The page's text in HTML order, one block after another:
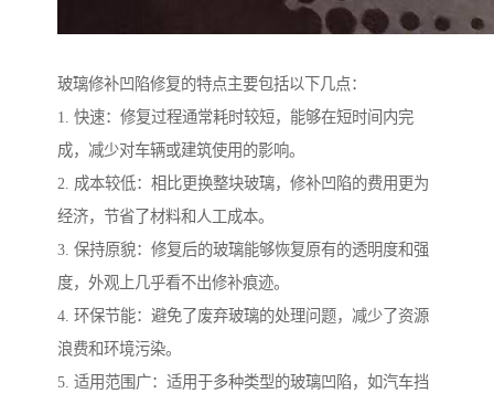
玻璃修补凹陷修复的特点主要包括以下几点：
1. 快速：修复过程通常耗时较短，能够在短时间内完
成，减少对车辆或建筑使用的影响。
2. 成本较低：相比更换整块玻璃，修补凹陷的费用更为
经济，节省了材料和人工成本。
3. 保持原貌：修复后的玻璃能够恢复原有的透明度和强
度，外观上几乎看不出修补痕迹。
4. 环保节能：避免了废弃玻璃的处理问题，减少了资源
浪费和环境污染。
5. 适用范围广：适用于多种类型的玻璃凹陷，如汽车挡